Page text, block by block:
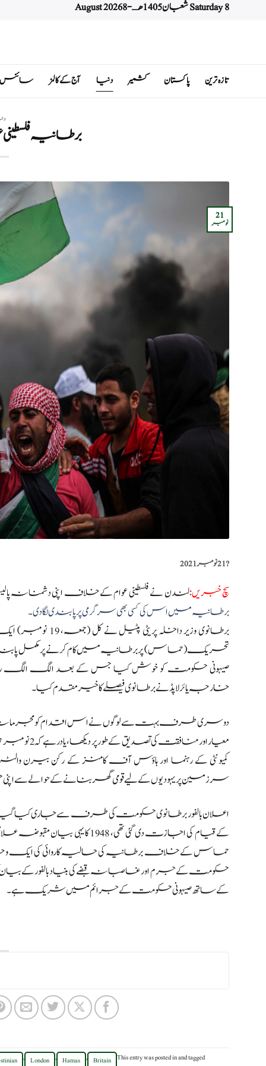
Saturday 8 شعبان 1405 هـ - 8 August 2026
تازہ ترین پاکستان کشمیر دنیا آج کے کالمز سائنس
برطانیہ
21
نومبر
?️21 نومبر 2021
سچ خبریں:لندن نے فلسطینی عوام کے خلاف اپنی دشمنانہ
برطانیہ میں اس کی کسی بھی سرگرمی پر پابندی لگا دی۔
برطانوی وزیر
تحریک (حماس) پر برطانیہ میں کام کرنے پر مکمل
صیہونی حکومت کو خوش کیا جس کے بعد الگ الگ ردعمل
خارجہ یائر لاپڈ نے برطانوی فیصلے کا خیر مقدم کیا۔
دوسری طرف بہت سے لوگوں نے اس اقدام کو
کمیونٹی کے رہنما اور ہاؤس آف کامنز کے رکن بیرن والٹر
سرزمین پر یہودیوں کے لیے قومی گھر بنانے کے حوالے سے
اعلان بالفور برطانوی حکومت کی طرف سے جاری کیا
کے قیام کی اجازت دی گئی تھی،
حماس کے خلاف برطانیہ کی حالیہ کاروائی کی ایک
حکومت کے جرم اور غاصبانہ قبضے کی بنیاد بالفور کے
کے ساتھ صیہونی حکومت کے جرائم میں شریک ہے۔
This entry was posted inand tagged
Britain
,
Hamas
,
London
,